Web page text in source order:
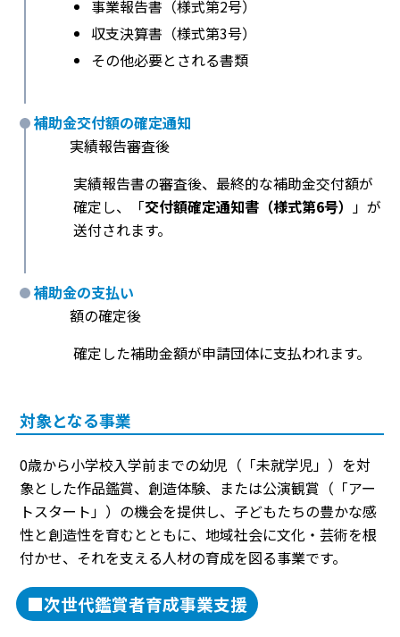
事業報告書（様式第2号）
収支決算書（様式第3号）
その他必要とされる書類
補助金交付額の確定通知
実績報告審査後
実績報告書の審査後、最終的な補助金交付額が
確定し、「交付額確定通知書（様式第6号） 」が
送付されます。
補助金の支払い
額の確定後
確定した補助金額が申請団体に支払われます。
対象となる事業
0歳から小学校入学前までの幼児（「未就学児」）を対
象とした作品鑑賞、創造体験、または公演観賞（「アー
トスタート」）の機会を提供し、子どもたちの豊かな感
性と創造性を育むとともに、地域社会に文化・芸術を根
付かせ、それを支える人材の育成を図る事業です。
■次世代鑑賞者育成事業支援